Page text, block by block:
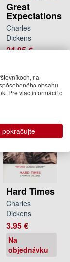
Great
Expectations
Charles
Dickens
24.95 €
Hard Times
Charles
Dickens
3.95 €
Na
objednávku
na
obsahu
Pre viac informácií o
pokračujte